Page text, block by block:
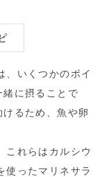
、いくつかのポイ
緒に摂ることで
るため、魚や卵
これらはカルシウ
使ったマリネサラ